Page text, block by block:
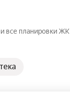
все планировки ЖК